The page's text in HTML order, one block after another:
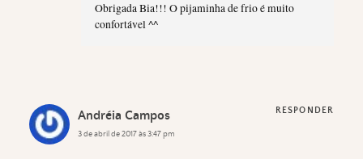
Obrigada Bia!!! O pijaminha de frio é muito
confortável ^^
Andréia Campos
3 de abril de 2017 às 3:47 pm
RESPONDER